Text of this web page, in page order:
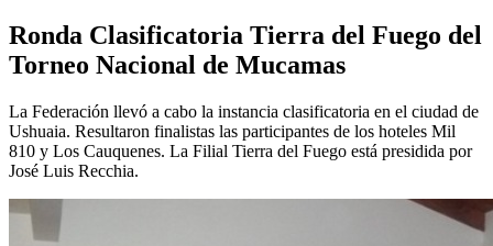
Ronda Clasificatoria Tierra del Fuego del
Torneo Nacional de Mucamas
La Federación llevó a cabo la instancia clasificatoria en el ciudad de
Ushuaia. Resultaron finalistas las participantes de los hoteles Mil
810 y Los Cauquenes. La Filial Tierra del Fuego está presidida por
José Luis Recchia.